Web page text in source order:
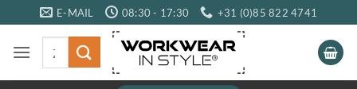
naar
inhoud
E-MAIL 08:30 - 17:30 +31 (0)85 822 4741
Zoeken